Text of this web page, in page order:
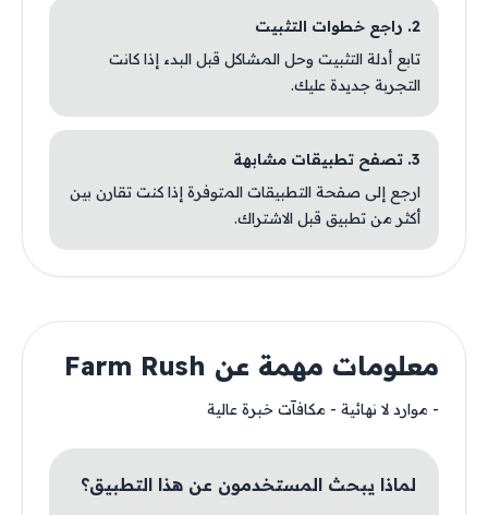
2. راجع خطوات التثبيت
تابع أدلة التثبيت وحل المشاكل قبل البدء إذا كانت
التجربة جديدة عليك.
3. تصفح تطبيقات مشابهة
ارجع إلى صفحة التطبيقات المتوفرة إذا كنت تقارن بين
أكثر من تطبيق قبل الاشتراك.
معلومات مهمة عن Farm Rush
- موارد لا نهائية - مكافآت خبرة عالية
لماذا يبحث المستخدمون عن هذا التطبيق؟